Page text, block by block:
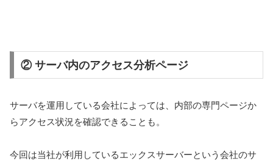
② サーバ内のアクセス分析ページ
サーバを運用している会社によっては、内部の専門ページか
らアクセス状況を確認できることも。
今回は当社が利用しているエックスサーバーという会社のサ